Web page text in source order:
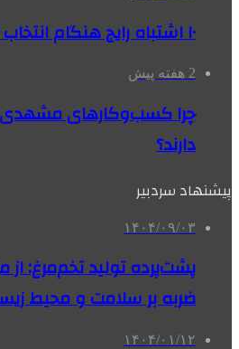
۱۰ اشتباه رایج هنگام انتخاب تاورکرین برای پروژه
2 هفته پیش
چرا کسب‌وکارهای مشهدی
دارند؟
پیشنهاد سردبیر
۱۴۰۴/۰۹/۰۳
پشت‌پرده تولید تخم‌مرغ: از
ضربه بر سلامت و محیط
۱۴۰۴/۰۱/۱۲